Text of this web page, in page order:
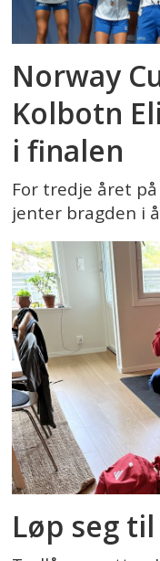
Norway
Kolbotn
i finalen
For tredje året
jenter bragden i
Løp seg